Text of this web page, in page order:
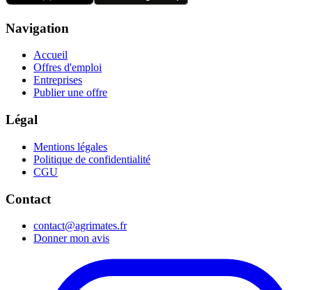
Navigation
Accueil
Offres d'emploi
Entreprises
Publier une offre
Légal
Mentions légales
Politique de confidentialité
CGU
Contact
contact@agrimates.fr
Donner mon avis